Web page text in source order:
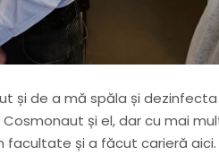
și de a mă spăla și
și el, dar cu mai
facultate și a făcut carieră aici.